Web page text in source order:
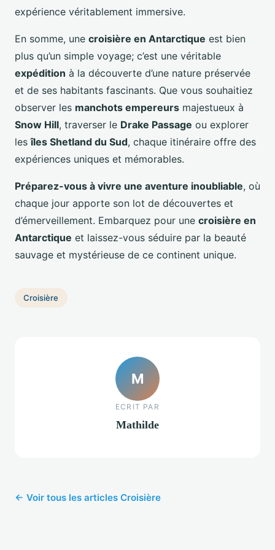
expérience véritablement immersive.
En somme, une croisière en Antarctique est bien
plus qu’un simple voyage; c’est une véritable
expédition à la découverte d’une nature préservée
et de ses habitants fascinants. Que vous souhaitiez
observer les manchots empereurs majestueux à
Snow Hill, traverser le Drake Passage ou explorer
lesîles Shetland du Sud, chaque itinéraire offre des
expériences uniques et mémorables.
Préparez-vous à vivre une aventure inoubliable, où
chaque jour apporte son lot de découvertes et
d’émerveillement. Embarquez pour une croisière en
Antarctique et laissez-vous séduire par la beauté
sauvage et mystérieuse de ce continent unique.
Croisière
M
ECRIT PAR
Mathilde
← Voir tous les articles Croisière